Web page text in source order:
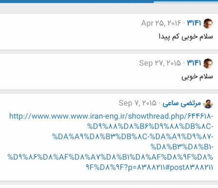
3141
Apr 25, 2016
سلام خوبی کم پیدا
3141
Sep 27, 2015
سلام خوبی
مرتضی ساعی Sep 7, 2015
http://www.www.www.iran-eng.ir/showthread.php/644618-
%D9%88%D8%B6%D9%88%DB%8C-
%DA%A9%D8%B3%DB%8C-%DA%A9%D9%87-
%D8%B3%D8%B1-
%D9%86%D8%AF%D8%A7%D8%B1%D8%AF%D8%9F%D8%
9F%D8%9F?p=8388211#post8388211